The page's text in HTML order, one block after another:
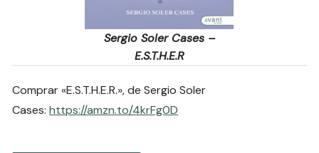
Sergio Soler Cases –
E.S.T.H.E.R
Comprar «E.S.T.H.E.R.», de Sergio Soler
Cases:https://amzn.to/4krFg0D